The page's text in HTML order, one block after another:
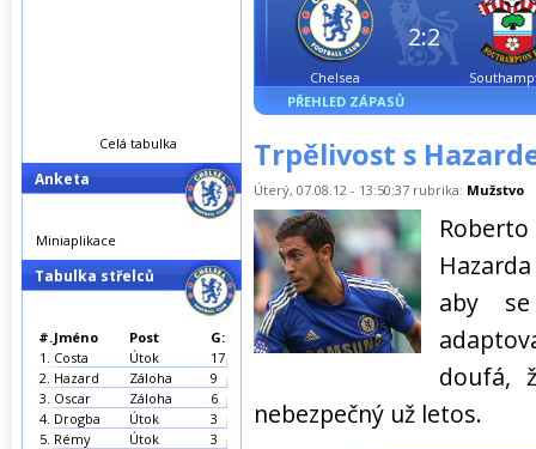
Chelsea
2:2
PŘEHLED ZÁPASŮ
Trpělivost s
Úterý, 07.08.12 - 13:50:37 rubrika: Mužstvo
aby
doufá,
nebezpečný už letos.
Celá tabulka
Anketa
Miniaplikace
Tabulka střelců
#.Jméno Post
G:
1. Costa Útok
17
2. Hazard Záloha
9
3. Oscar Záloha
6
4. Drogba Útok
3
5. Rémy Útok 3